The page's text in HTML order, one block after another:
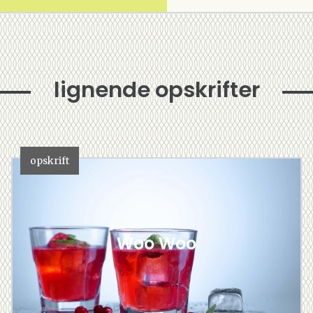
lignende opskrifter
opskrift
Woo Woo